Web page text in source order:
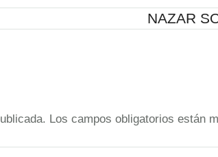
NAZAR
Los campos obligatorios están